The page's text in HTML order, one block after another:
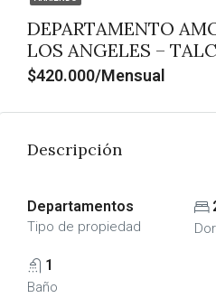
DEPARTAMENTO
LOS ANGELES –
$420.000/Mensual
Descripción
Departamentos
Tipo de propiedad
1
Baño